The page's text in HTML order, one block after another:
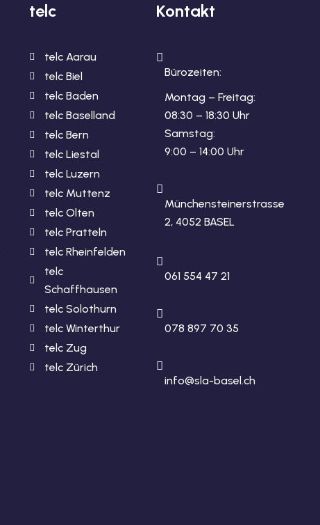
telc
telc Aarau
telc Biel
telc Baden
telc Baselland
telc Bern
telc Liestal
telc Luzern
telc Muttenz
telc Olten
telc Pratteln
telc Rheinfelden
telc
Schaffhausen
telc Solothurn
telc Winterthur
telc Zug
telc Zürich
Kontakt
Bürozeiten:
Montag – Freitag:
08:30 – 18:30 Uhr
Samstag:
9:00 – 14:00 Uhr
Münchensteinerstrasse
2, 4052 BASEL
061 554 47 21
078 897 70 35
info@sla-basel.ch